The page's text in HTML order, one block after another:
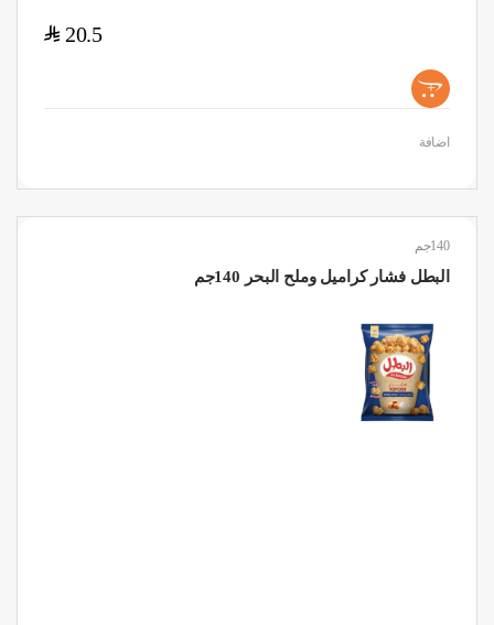
20.5
$
+
اضافة
140جم
البطل فشار كراميل وملح البحر 140جم